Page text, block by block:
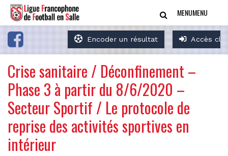
Encoder un résultat Accès
MENUMENU
Crise sanitaire / Déconfinement –
Phase 3 à partir du 8/6/2020 –
Secteur Sportif / Le protocole de
reprise des activités sportives en
intérieur